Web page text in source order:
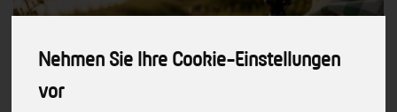
Nehmen Sie Ihre Cookie-Einstellungen
vor